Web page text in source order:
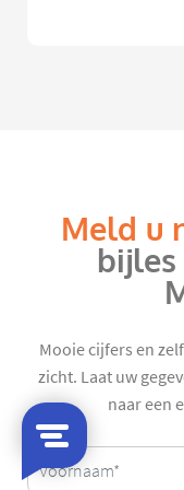
Meld u
Mooie cijfers en
zicht. Laat uw
naar een